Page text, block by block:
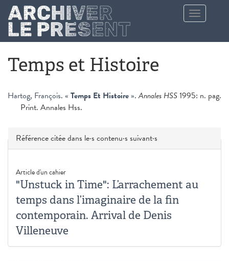
Aller au contenu principal
Toggle
navigation
Temps et Histoire
Hartog, François. « Temps Et Histoire ».Annales HSS1995: n. pag.
Print. Annales Hss.
Masquer
Référence citée dans le·s contenu·s suivant·s
Article d'un cahier
"Unstuck in Time": L’arrachement au
temps dans l’imaginaire de la fin
contemporain. Arrival de Denis
Villeneuve